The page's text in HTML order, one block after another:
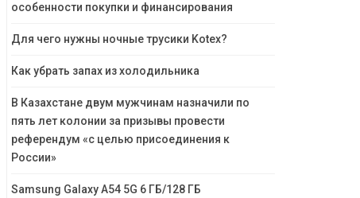
особенности покупки и финансирования
Для чего нужны ночные трусики Kotex?
Как убрать запах из холодильника
В Казахстане двум мужчинам назначили по
пять лет колонии за призывы провести
референдум «с целью присоединения к
России»
Samsung Galaxy A54 5G 6 ГБ/128 ГБ